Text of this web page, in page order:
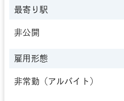
最寄り駅
非公開
雇用形態
非常勤（アルバイト）